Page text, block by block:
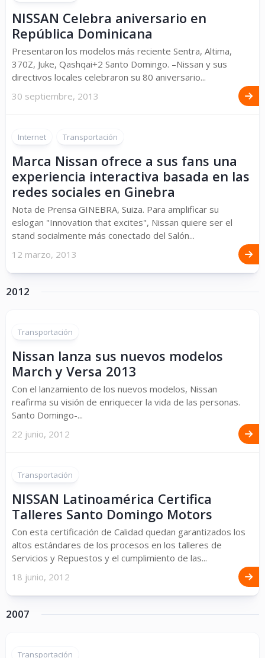
NISSAN Celebra aniversario en
República Dominicana
Presentaron los modelos más reciente Sentra, Altima,
370Z, Juke, Qashqai+2 Santo Domingo. –Nissan y sus
directivos locales celebraron su 80 aniversario...
30 septiembre, 2013
Internet Transportación
Marca Nissan ofrece a sus fans una
experiencia interactiva basada en las
redes sociales en Ginebra
Nota de Prensa GINEBRA, Suiza. Para amplificar su
eslogan "Innovation that excites", Nissan quiere ser el
stand socialmente más conectado del Salón...
12 marzo, 2013
2012
Transportación
Nissan lanza sus nuevos modelos
March y Versa 2013
Con el lanzamiento de los nuevos modelos, Nissan
reafirma su visión de enriquecer la vida de las personas.
Santo Domingo-...
22 junio, 2012
Transportación
NISSAN Latinoamérica Certifica
Talleres Santo Domingo Motors
Con esta certificación de Calidad quedan garantizados los
altos estándares de los procesos en los talleres de
Servicios y Repuestos y el cumplimiento de las...
18 junio, 2012
2007
Transportación